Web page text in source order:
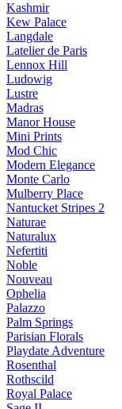
Kashmir
Kew Palace
Langdale
Latelier de Paris
Lennox Hill
Ludowig
Lustre
Madras
Manor House
Mini Prints
Mod Chic
Modern Elegance
Monte Carlo
Mulberry Place
Nantucket Stripes 2
Naturae
Naturalux
Nefertiti
Noble
Nouveau
Ophelia
Palazzo
Palm Springs
Parisian Florals
Playdate Adventure
Rosenthal
Rothscild
Royal Palace